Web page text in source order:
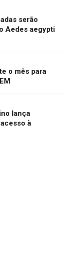
serão
Aedes aegypti
o mês para
lança
à